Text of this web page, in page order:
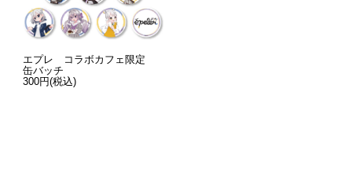
エプレ コラボカフェ限定
缶バッチ
300円(税込)